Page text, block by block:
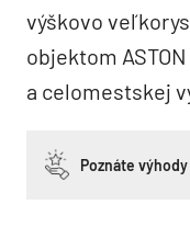
výškovo
objektom
a celomestskej
Poznáte